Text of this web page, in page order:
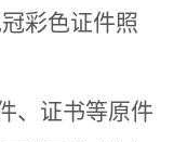
彩色证件照
、证书等原件